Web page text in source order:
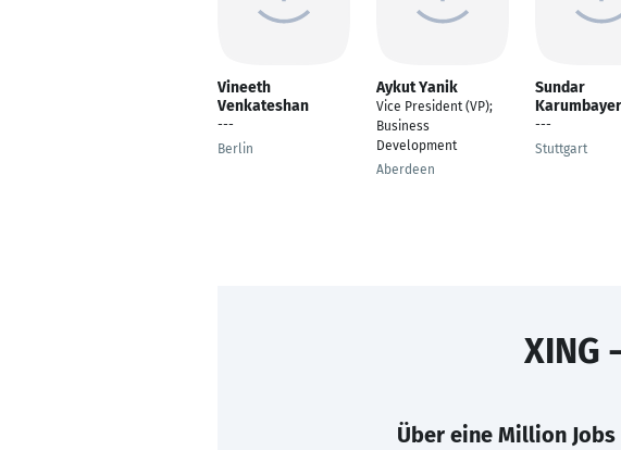
Vineeth
Venkateshan
---
Berlin
Aykut Yanik
Vice President (VP);
Business
Development
Aberdeen
Sundar
---
Stuttgart
XING
Über eine Million Jobs